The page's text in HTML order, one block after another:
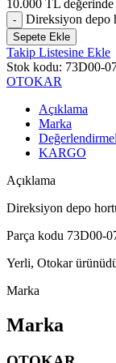
10.000 TL
Direksiyon depo
Sepete Ekle
Takip Listesine Ekle
Stok kodu: 73D00-
OTOKAR
Açıklama
Marka
KARGO
Açıklama
Direksiyon depo
Parça kodu 73D00-
Yerli, Otokar
Marka
Marka